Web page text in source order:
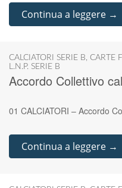
Continua a leggere →
CALCIATORI SERIE B, CARTE
L.N.P. SERIE B
Accordo Collettivo
01 CALCIATORI – Accordo
Continua a leggere →